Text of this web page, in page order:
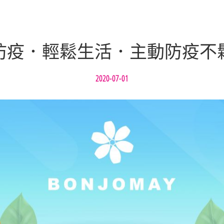
疫．輕鬆生活．主動防疫不
2020-07-01